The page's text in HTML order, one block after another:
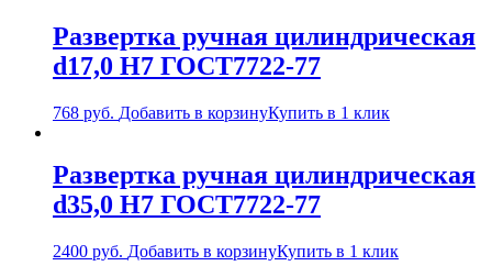
Развертка ручная цилиндрическая
d17,0 Н7 ГОСТ7722-77
768 руб. Добавить в корзинуКупить в 1 клик
Развертка ручная цилиндрическая
d35,0 Н7 ГОСТ7722-77
2400 руб. Добавить в корзинуКупить в 1 клик